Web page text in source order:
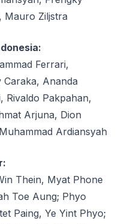
Mauro Ziljstra
Ferrari,
Ananda
Rivaldo Pakpahan,
Arjuna, Dion
Ardiansyah
Thein, Myat Phone
Toe Aung; Phyo
Paing, Ye Yint Phyo;